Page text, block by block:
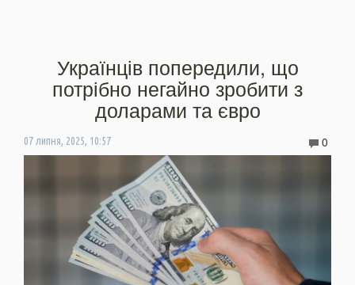
Українців попередили, що
потрібно негайно зробити з
доларами та євро
07 липня, 2025, 10:57 0